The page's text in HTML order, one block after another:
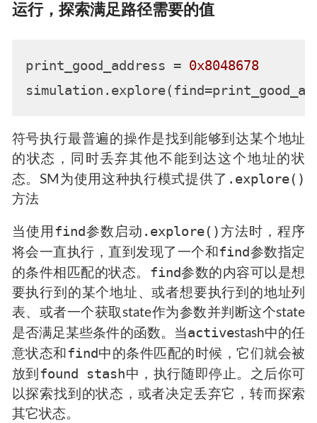
运行，探索满足路径需要的值
print_good_address = 0x8048678
符号执行最普遍的操作是找到能够到达某个地址
的状态，同时丢弃其他不能到达这个地址的状
态。SM为使用这种执行模式提供了 .explore()
方法
当使用 find参数启动 .explore() 方法时，程序
将会一直执行，直到发现了一个和 find参数指定
的条件相匹配的状态。 find参数的内容可以是想
要执行到的某个地址、或者想要执行到的地址列
表、或者一个获取state作为参数并判断这个state
是否满足某些条件的函数。当activestash中的任
意状态和 find中的条件匹配的时候，它们就会被
放到 found stash中，执行随即停止。之后你可
以探索找到的状态，或者决定丢弃它，转而探索
其它状态。